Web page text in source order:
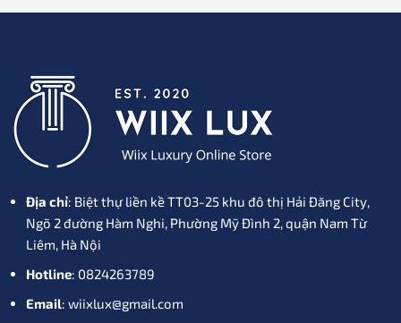
Địa chỉ: Biệt thự liền kề TT03-25 khu đô thị Hải Đăng City,
Ngõ 2 đường Hàm Nghi, Phường Mỹ Đình 2, quận Nam Từ
Liêm, Hà Nội
Hotline: 0824263789
Email: wiixlux@gmail.com